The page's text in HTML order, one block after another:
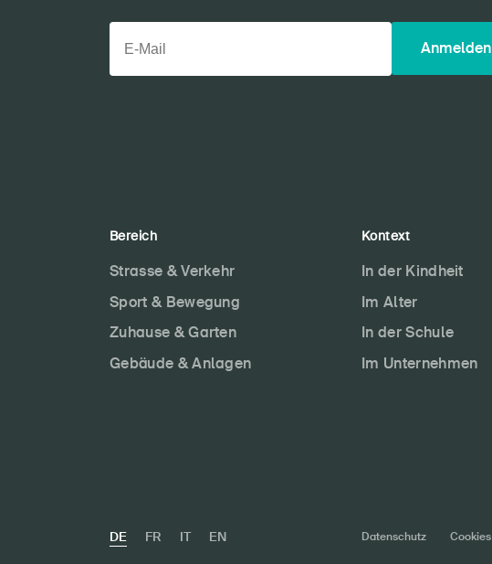
Anmelden
Bereich
Strasse & Verkehr
Sport & Bewegung
Zuhause & Garten
Gebäude & Anlagen
Kontext
In der Kindheit
Im Alter
In der Schule
Im Unternehmen
DE FR IT EN Datenschutz Cookies